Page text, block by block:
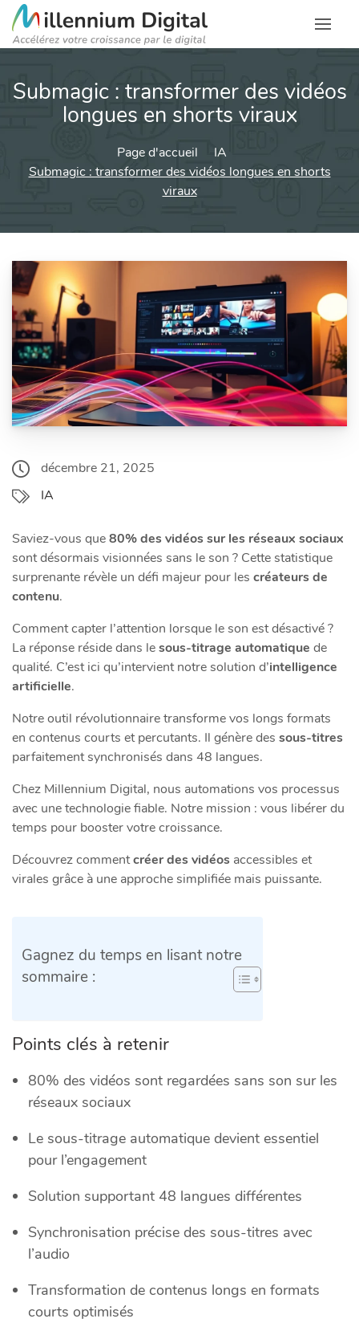
Submagic : transformer des vidéos
longues en shorts viraux
Page d'accueil
IA
Submagic : transformer des vidéos longues en shorts
viraux
décembre 21, 2025
IA
Saviez-vous que80% des vidéos sur les réseaux sociaux
sont désormais visionnées sans le son ? Cette statistique
surprenante révèle un défi majeur pour les créateurs de
contenu.
Comment capter l’attention lorsque le son est désactivé ?
La réponse réside dans lesous-titrage automatique de
qualité. C’est ici qu’intervient notre solution d’intelligence
artificielle.
Notre outil révolutionnaire transforme vos longs formats
en contenus courts et percutants. Il génère des sous-titres
parfaitement synchronisés dans 48 langues.
Chez Millennium Digital, nous automations vos processus
avec une technologie fiable. Notre mission : vous libérer du
temps pour booster votre croissance.
Découvrez commentcréer des vidéos accessibles et
virales grâce à une approche simplifiée mais puissante.
Gagnez du temps en lisant notre
sommaire :
Points clés à retenir
80% des vidéos sont regardées sans son sur les
réseaux sociaux
Le sous-titrage automatique devient essentiel
pour l’engagement
Solution supportant 48 langues différentes
Synchronisation précise des sous-titres avec
l’audio
Transformation de contenus longs en formats
courts optimisés